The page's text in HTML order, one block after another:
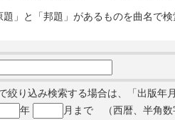
題」と「邦題」があるものを曲名で
絞り込み検索する場合は、「出版年
年 月まで （西暦、半角数